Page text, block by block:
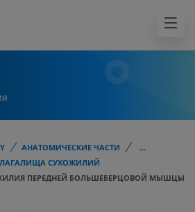
АНАТОМИЧЕСКИЕ ЧАСТИ
...
СУХОЖИЛИЙ
ПЕРЕДНЕЙ БОЛЬШЕБЕРЦОВОЙ МЫШЦЫ